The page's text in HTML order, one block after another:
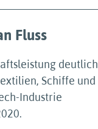
Fluss
deutlich
Schiffe und
Industrie